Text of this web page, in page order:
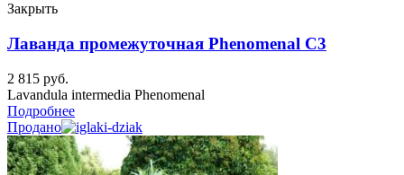
Закрыть
Лаванда промежуточная Phenomenal C3
2 815 руб.
Lavandula intermedia Phenomenal
Подробнее
Продано